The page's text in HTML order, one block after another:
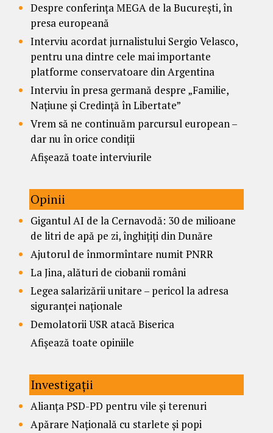
Despre conferința MEGA de la București, în
presa europeană
Interviu acordat jurnalistului Sergio Velasco,
pentru una dintre cele mai importante
platforme conservatoare din Argentina
Interviu în presa germană despre „Familie,
Națiune și Credință în Libertate”
Vrem să ne continuăm parcursul european –
dar nu în orice condiții
Afișează toate interviurile
Opinii
Gigantul AI de la Cernavodă: 30 de milioane
de litri de apă pe zi, înghițiți din Dunăre
Ajutorul de înmormîntare numit PNRR
La Jina, alături de ciobanii români
Legea salarizării unitare – pericol la adresa
siguranței naționale
Demolatorii USR atacă Biserica
Afișează toate opiniile
Investigații
Alianța PSD-PD pentru vile și terenuri
Apărare Națională cu starlete și popi